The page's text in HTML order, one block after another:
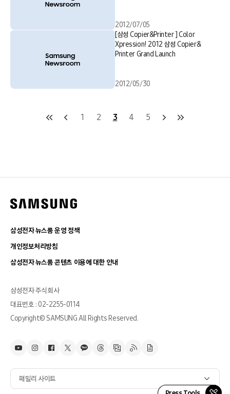
2012/07/05
[삼성 Copier&Printer ] Color
Xpression! 2012 삼성 Copier&
Printer Grand Launch
2012/05/30
1 2 3 4 5
삼성전자 뉴스룸 운영 정책
개인정보처리방침
삼성전자 뉴스룸 콘텐츠 이용에 대한 안내
삼성전자 주식회사
대표번호 : 02-2255-0114
Copyright© SAMSUNG All Rights Reserved.
패밀리 사이트